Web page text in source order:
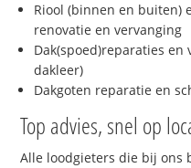
Riool (binnen en buiten)
renovatie en vervanging
Dak(spoed)reparaties
dakleer)
Dakgoten reparatie en
Top advies, snel op
Alle loodgieters die bij ons